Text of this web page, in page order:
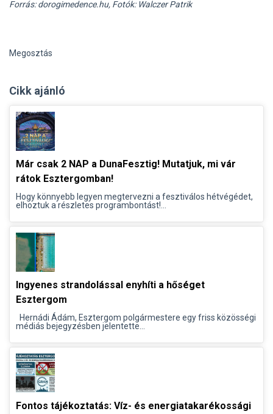
Forrás: dorogimedence.hu, Fotók: Walczer Patrik
Megosztás
Cikk ajánló
Már csak 2 NAP a DunaFesztig! Mutatjuk, mi vár
rátok Esztergomban!
Hogy könnyebb legyen megtervezni a fesztiválos hétvégédet,
elhoztuk a részletes programbontást!...
Ingyenes strandolással enyhíti a hőséget
Esztergom
Hernádi Ádám, Esztergom polgármestere egy friss közösségi
médiás bejegyzésben jelentette...
Fontos tájékoztatás: Víz- és energiatakarékossági